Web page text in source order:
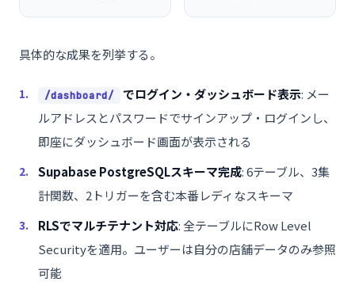
具体的な成果を列挙する。
/dashboard/ でログイン・ダッシュボード表示: メー
ルアドレスとパスワードでサインアップ・ログインし、
即座にダッシュボード画面が表示される
Supabase PostgreSQLスキーマ完成: 6テーブル、3集
計関数、2トリガーを含む本番レディなスキーマ
RLSでマルチテナント対応: 全テーブルにRow Level
Securityを適用。ユーザーは自分の店舗データのみ参照
可能